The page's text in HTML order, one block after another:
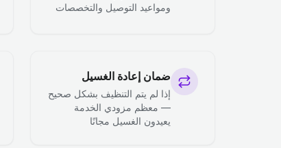
ومواعيد التوصيل والتخصصات
ضمان إعادة الغسيل
إذا لم يتم التنظيف بشكل صحيح
— معظم مزودي الخدمة
يعيدون الغسيل مجانًا